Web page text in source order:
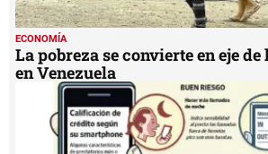
ECONOMÍA
La pobreza se convierte en eje
en Venezuela